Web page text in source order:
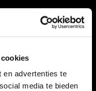
en advertenties te
media te bieden